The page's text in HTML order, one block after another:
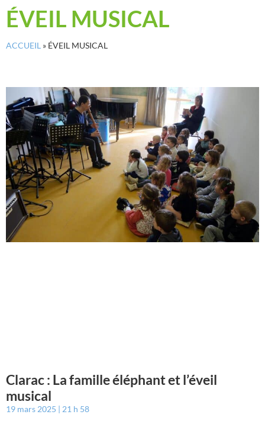
ÉVEIL MUSICAL
ACCUEIL » ÉVEIL MUSICAL
Clarac : La famille éléphant et l’éveil
musical
19 mars 2025 21 h 58